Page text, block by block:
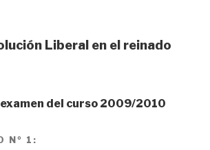
Liberal en el reinado
del curso 2009/2010
Nº 1: